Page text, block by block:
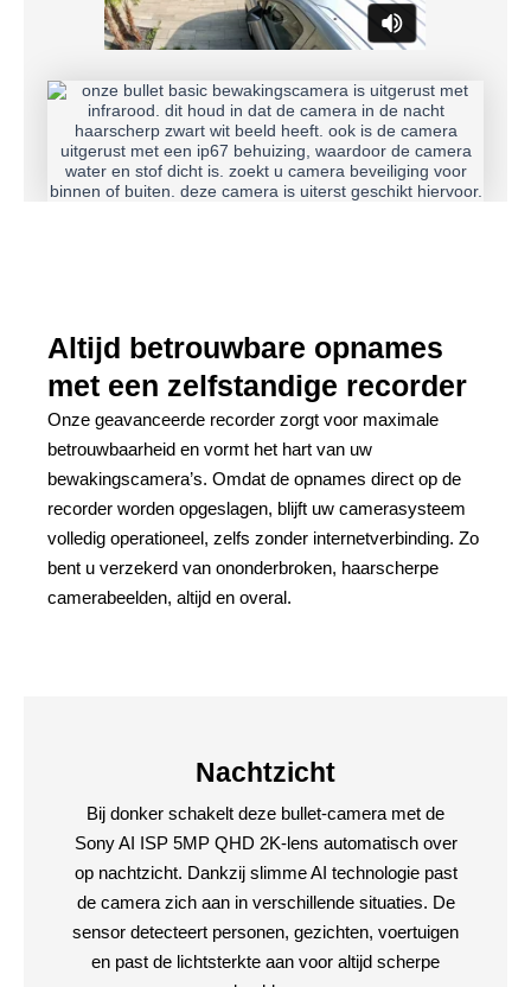
Altijd betrouwbare opnames
met een zelfstandige recorder
Onze geavanceerde recorder zorgt voor maximale
betrouwbaarheid en vormt het hart van uw
bewakingscamera’s. Omdat de opnames direct op de
recorder worden opgeslagen, blijft uw camerasysteem
volledig operationeel, zelfs zonder internetverbinding. Zo
bent u verzekerd van ononderbroken, haarscherpe
camerabeelden, altijd en overal.
Nachtzicht
Bij donker schakelt deze bullet-camera met de
Sony AI ISP 5MP QHD 2K-lens automatisch over
op nachtzicht. Dankzij slimme AI technologie past
de camera zich aan in verschillende situaties. De
sensor detecteert personen, gezichten, voertuigen
en past de lichtsterkte aan voor altijd scherpe